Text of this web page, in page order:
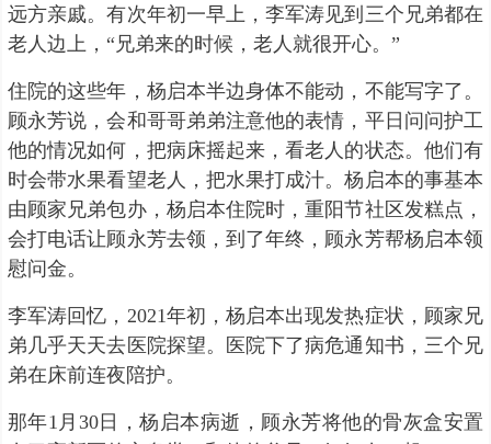
远方亲戚。有次年初一早上，李军涛见到三个兄弟都在
老人边上，“兄弟来的时候，老人就很开心。”
住院的这些年，杨启本半边身体不能动，不能写字了。
顾永芳说，会和哥哥弟弟注意他的表情，平日问问护工
他的情况如何，把病床摇起来，看老人的状态。他们有
时会带水果看望老人，把水果打成汁。杨启本的事基本
由顾家兄弟包办，杨启本住院时，重阳节社区发糕点，
会打电话让顾永芳去领，到了年终，顾永芳帮杨启本领
慰问金。
李军涛回忆，2021年初，杨启本出现发热症状，顾家兄
弟几乎天天去医院探望。医院下了病危通知书，三个兄
弟在床前连夜陪护。
那年1月30日，杨启本病逝，顾永芳将他的骨灰盒安置